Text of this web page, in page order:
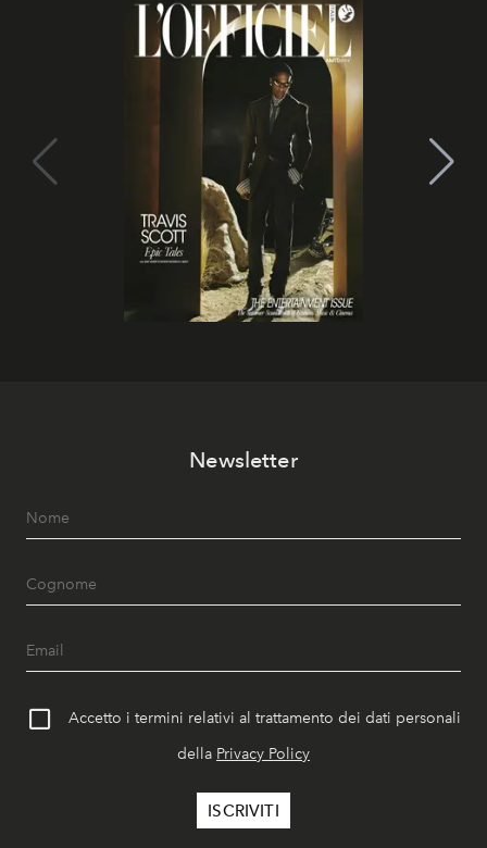
Newsletter
Accetto i termini relativi al trattamento dei dati personali
della Privacy Policy